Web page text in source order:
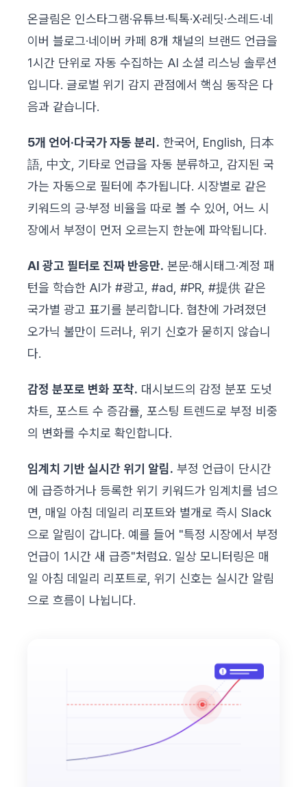
온글림은 인스타그램·유튜브·틱톡·X·레딧·스레드·네
이버 블로그·네이버 카페 8개 채널의 브랜드 언급을
1시간 단위로 자동 수집하는 AI 소셜 리스닝 솔루션
입니다. 글로벌 위기 감지 관점에서 핵심 동작은 다
음과 같습니다.
5개 언어·다국가 자동 분리. 한국어, English, 日本
語, 中文, 기타로 언급을 자동 분류하고, 감지된 국
가는 자동으로 필터에 추가됩니다. 시장별로 같은
키워드의 긍·부정 비율을 따로 볼 수 있어, 어느 시
장에서 부정이 먼저 오르는지 한눈에 파악됩니다.
AI 광고 필터로 진짜 반응만. 본문·해시태그·계정 패
턴을 학습한 AI가 #광고, #ad, #PR, #提供 같은
국가별 광고 표기를 분리합니다. 협찬에 가려졌던
오가닉 불만이 드러나, 위기 신호가 묻히지 않습니
다.
감정 분포로 변화 포착. 대시보드의 감정 분포 도넛
차트, 포스트 수 증감률, 포스팅 트렌드로 부정 비중
의 변화를 수치로 확인합니다.
임계치 기반 실시간 위기 알림. 부정 언급이 단시간
에 급증하거나 등록한 위기 키워드가 임계치를 넘으
면, 매일 아침 데일리 리포트와 별개로 즉시 Slack
으로 알림이 갑니다. 예를 들어 "특정 시장에서 부정
언급이 1시간 새 급증"처럼요. 일상 모니터링은 매
일 아침 데일리 리포트로, 위기 신호는 실시간 알림
으로 흐름이 나뉩니다.